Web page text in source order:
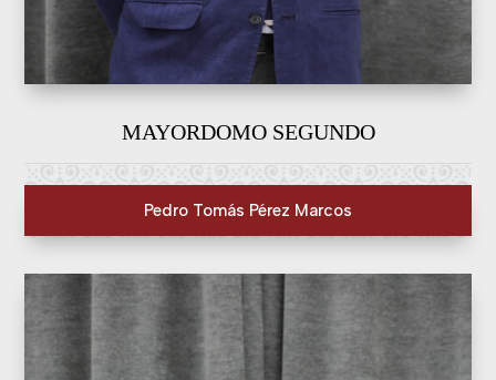
MAYORDOMO SEGUNDO
Pedro Tomás Pérez Marcos